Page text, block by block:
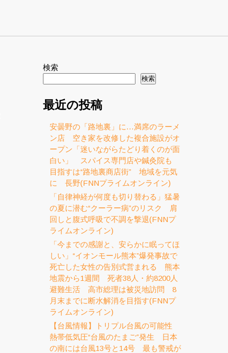
検索
検索
最近の投稿
安曇野の「路地裏」に…満席のラーメ
ン店 空き家を改修した複合施設がオ
ープン「迷いながらたどり着くのが面
白い」 スパイス専門店や鍼灸院も
目指すは“路地裏商店街” 地域を元気
に 長野(FNNプライムオンライン)
「自律神経が何度も切り替わる」猛暑
の夏に潜む“クーラー病”のリスク 肩
回しと腹式呼吸で不調を撃退(FNNプ
ライムオンライン)
「今までの感謝と、安らかに眠ってほ
しい」“イオンモール熊本”爆発事故で
死亡した女性の告別式営まれる 熊本
地震から1週間 死者38人・約8200人
避難生活 高市総理は被災地訪問 8
月末までに断水解消を目指す(FNNプ
ライムオンライン)
【台風情報】トリプル台風の可能性
熱帯低気圧“台風のたまご”発生 日本
の南には台風13号と14号 最も警戒が